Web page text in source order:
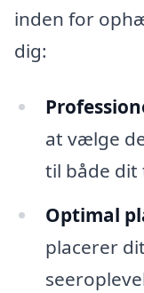
inden for
dig:
at vælge
til både
Optimal
placerer